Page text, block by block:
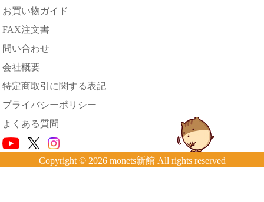
お買い物ガイド
FAX注文書
問い合わせ
会社概要
特定商取引に関する表記
プライバシーポリシー
よくある質問
Copyright © 2026 monets新館 All rights reserved